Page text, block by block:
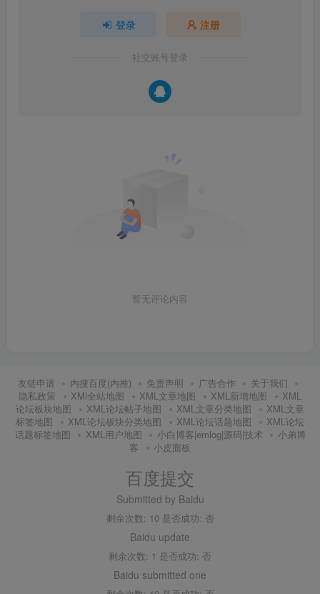
登录 注册
社交账号登录
暂无评论内容
友链申请 内搜百度(内推) 免责声明 广告合作
关于我们
隐私政策
XMl全站地图 XML文章地图 XML新增地图
XML
论坛板块地图
XML论坛帖子地图 XML文章分类地图
XML文章
标签地图
XML论坛板块分类地图 XML论坛话题地图
XML论坛
话题标签地图
XML用户地图 小白博客|emlog|源码|技术
小弟博
客
小皮面板
百度提交
Submitted by Baidu
剩余次数: 10 是否成功: 否
Baidu update
剩余次数: 1 是否成功: 否
Baidu submitted one